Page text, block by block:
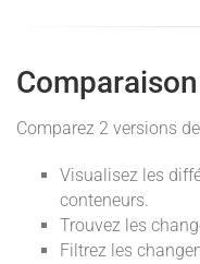
Comparez 2 versions
Visualisez les
conteneurs.
Trouvez les
Filtrez les